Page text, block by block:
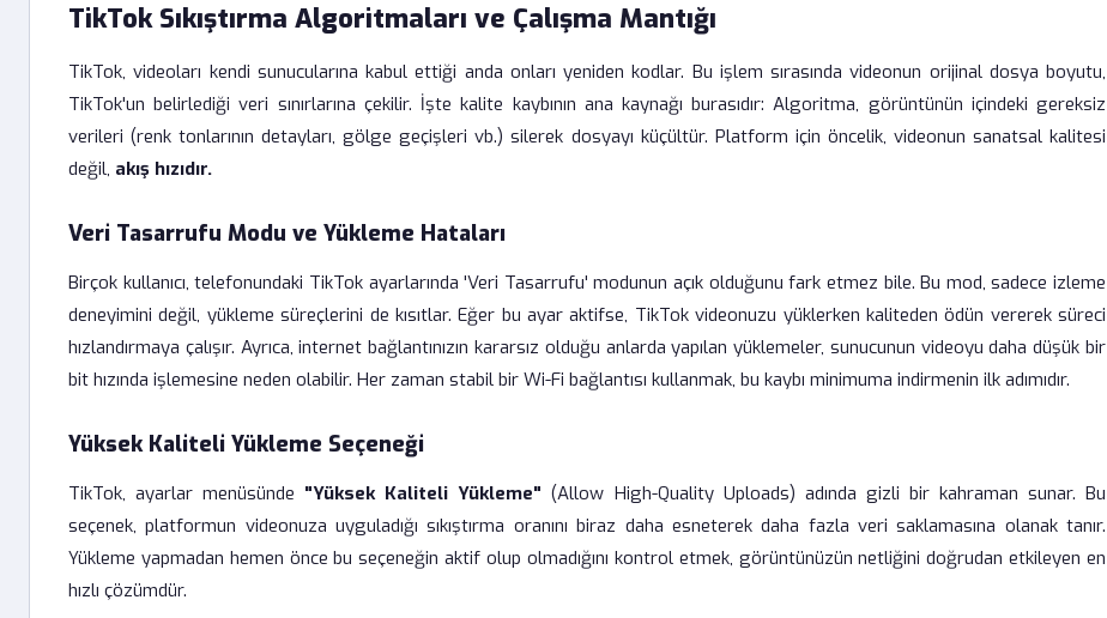
TikTok Sıkıştırma Algoritmaları ve Çalışma Mantığı
TikTok, videoları kendi sunucularına kabul ettiği anda onları yeniden kodlar. Bu işlem sırasında videonun orijinal dosya boyutu,
TikTok'un belirlediği veri sınırlarına çekilir. İşte kalite kaybının ana kaynağı burasıdır: Algoritma, görüntünün içindeki gereksiz
verileri (renk tonlarının detayları, gölge geçişleri vb.) silerek dosyayı küçültür. Platform için öncelik, videonun sanatsal kalitesi
değil, akış hızıdır.
Veri Tasarrufu Modu ve Yükleme Hataları
Birçok kullanıcı, telefonundaki TikTok ayarlarında 'Veri Tasarrufu' modunun açık olduğunu fark etmez bile. Bu mod, sadece izleme
deneyimini değil, yükleme süreçlerini de kısıtlar. Eğer bu ayar aktifse, TikTok videonuzu yüklerken kaliteden ödün vererek süreci
hızlandırmaya çalışır. Ayrıca, internet bağlantınızın kararsız olduğu anlarda yapılan yüklemeler, sunucunun videoyu daha düşük bir
bit hızında işlemesine neden olabilir. Her zaman stabil bir Wi-Fi bağlantısı kullanmak, bu kaybı minimuma indirmenin ilk adımıdır.
Yüksek Kaliteli Yükleme Seçeneği
TikTok, ayarlar menüsünde "Yüksek Kaliteli Yükleme" (Allow High-Quality Uploads) adında gizli bir kahraman sunar. Bu
seçenek, platformun videonuza uyguladığı sıkıştırma oranını biraz daha esneterek daha fazla veri saklamasına olanak tanır.
Yükleme yapmadan hemen önce bu seçeneğin aktif olup olmadığını kontrol etmek, görüntünüzün netliğini doğrudan etkileyen en
hızlı çözümdür.